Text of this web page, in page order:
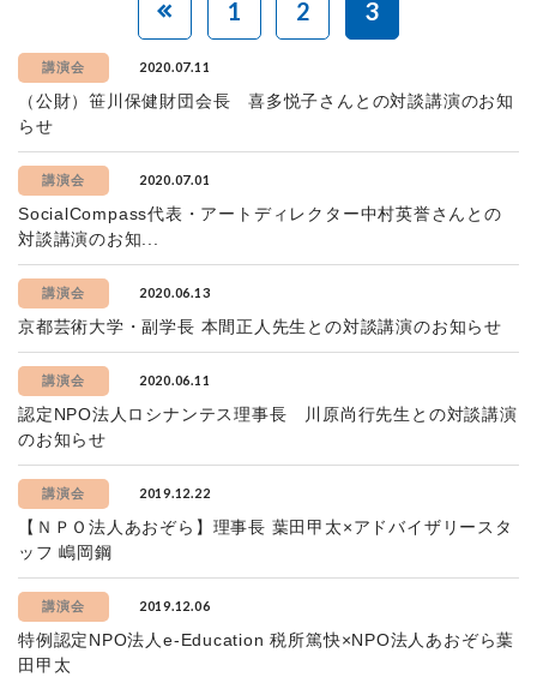
1 2 3
講演会 2020.07.11
（公財）笹川保健財団会長 喜多悦子さんとの対談講演のお知
らせ
講演会 2020.07.01
SocialCompass代表・アートディレクター中村英誉さんとの
対談講演のお知...
講演会 2020.06.13
京都芸術大学・副学長 本間正人先生との対談講演のお知らせ
講演会 2020.06.11
認定NPO法人ロシナンテス理事長 川原尚行先生との対談講演
のお知らせ
講演会 2019.12.22
【ＮＰＯ法人あおぞら】理事長 葉田甲太×アドバイザリースタ
ッフ 嶋岡鋼
講演会 2019.12.06
特例認定NPO法人e-Education 税所篤快×NPO法人あおぞら葉
田甲太